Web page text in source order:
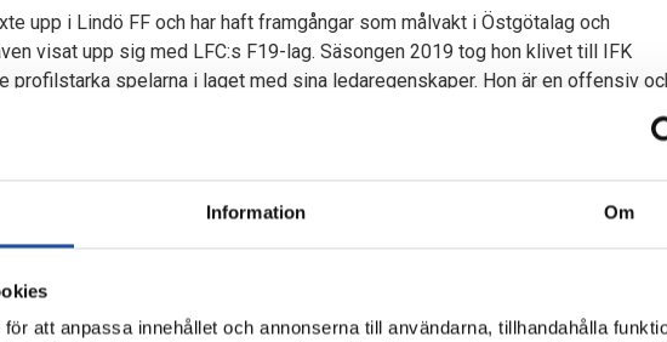
Information Om
att anpassa innehållet och annonserna till användarna, tillhandahålla
upp i Lindö FF och har haft framgångar som målvakt i Östgötalag och
visat upp sig med LFC:s F19-lag. Säsongen 2019 tog hon klivet till IFK
profilstarka spelarna i laget med sina ledaregenskaper. Hon är en offensiv